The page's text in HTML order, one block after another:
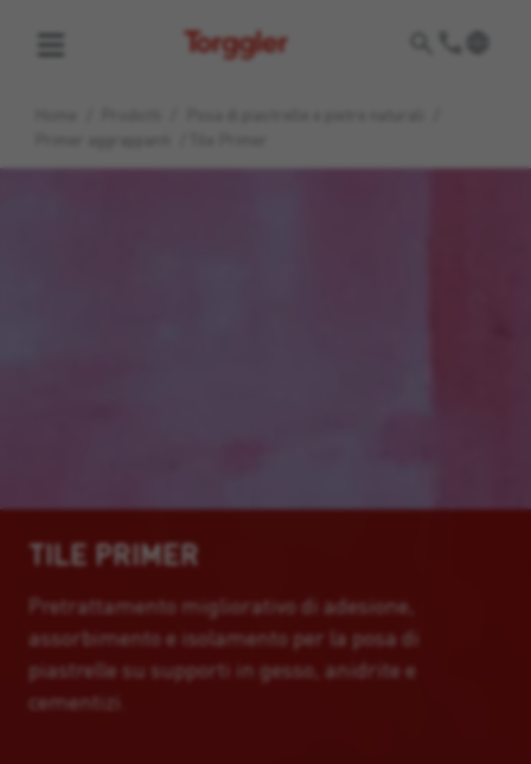
Torggler
TILE PRIMER
Pretrattamento migliorativo di adesione,
assorbimento e isolamento per la posa di
piastrelle su supporti in gesso, anidrite e
cementizi.